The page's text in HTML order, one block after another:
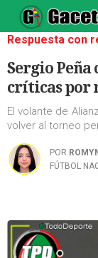
Respuesta con
Sergio Peña
críticas por
El volante de
volver al torneo
POR
FÚTBOL